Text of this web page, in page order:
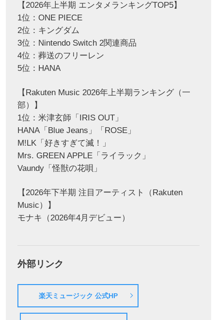
【2026年上半期 エンタメランキングTOP5】
1位：ONE PIECE
2位：キングダム
3位：Nintendo Switch 2関連商品
4位：葬送のフリーレン
5位：HANA
【Rakuten Music 2026年上半期ランキング（一
部）】
1位：米津玄師「IRIS OUT」
HANA「Blue Jeans」「ROSE」
M!LK「好きすぎて滅！」
Mrs. GREEN APPLE「ライラック」
Vaundy「怪獣の花唄」
【2026年下半期 注目アーティスト（Rakuten
Music）】
モナキ（2026年4月デビュー）
外部リンク
楽天ミュージック 公式HP